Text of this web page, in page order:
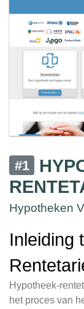
#1
Hypotheken
Inleiding
Hypotheek-
het proces van